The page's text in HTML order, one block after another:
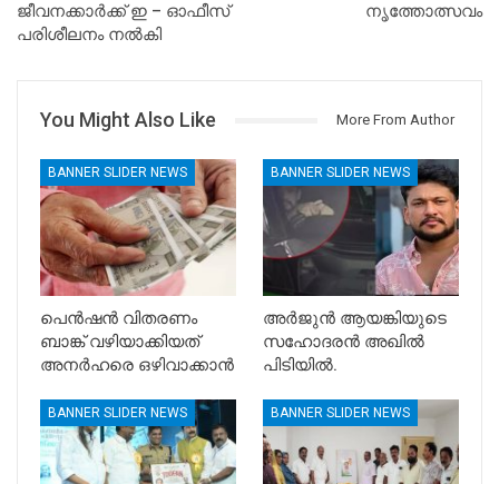
ജീവനക്കാർക്ക് ഇ – ഓഫീസ്
പരിശീലനം നൽകി
നൃത്തോത്സവം
You Might Also Like More From Author
BANNER SLIDER NEWS
പെൻഷൻ വിതരണം
ബാങ്ക് വഴിയാക്കിയത്
അനർഹരെ ഒഴിവാക്കാൻ
BANNER SLIDER NEWS
അർജുൻ ആയങ്കിയുടെ
സഹോദരൻ അഖിൽ
പിടിയിൽ.
BANNER SLIDER NEWS BANNER SLIDER NEWS